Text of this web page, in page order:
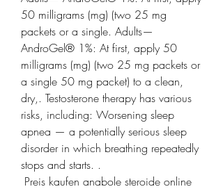
50 milligrams (mg) (two 25 mg
packets or a single. Adults—
AndroGel® 1%: At first, apply 50
milligrams (mg) (two 25 mg packets or
a single 50 mg packet) to a clean,
dry,. Testosterone therapy has various
risks, including: Worsening sleep
apnea — a potentially serious sleep
disorder in which breathing repeatedly
stops and starts. .